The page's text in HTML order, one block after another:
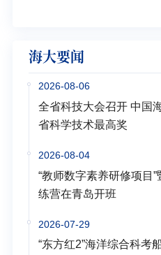
海大要闻
2026-08-06
全省科技大会召开 中国
省科学技术最高奖
2026-08-04
“教师数字素养研修项目
练营在青岛开班
2026-07-29
“东方红2”海洋综合科考